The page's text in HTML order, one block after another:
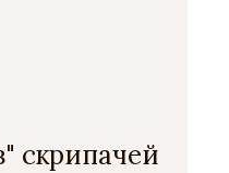
скрипачей